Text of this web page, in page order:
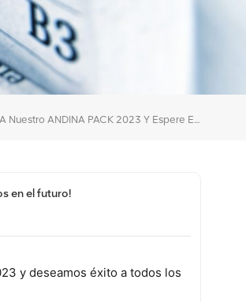
¡Únase A Nuestro ANDINA PACK 2023 Y Espere El Desarrollo Sostenible Del Envasado De Alimentos En El Futuro!
en el futuro!
y deseamos éxito a todos los